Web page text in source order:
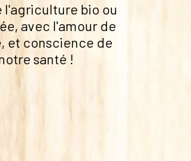
l'agriculture bio ou
avec l'amour de
et conscience de
santé !